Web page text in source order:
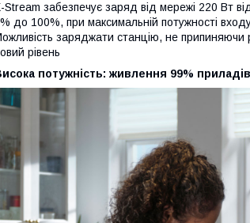
Stream забезпечує заряд від мережі 220 Вт
до 100%, при максимальній потужності
заряджати станцію, не припиняючи
рівень
потужність: живлення 99% приладів